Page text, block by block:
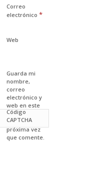
Correo
electrónico *
Web
Guarda mi
nombre,
correo
electrónico y
web en este
navegador
para la
próxima vez
que comente.
Código
CAPTCHA